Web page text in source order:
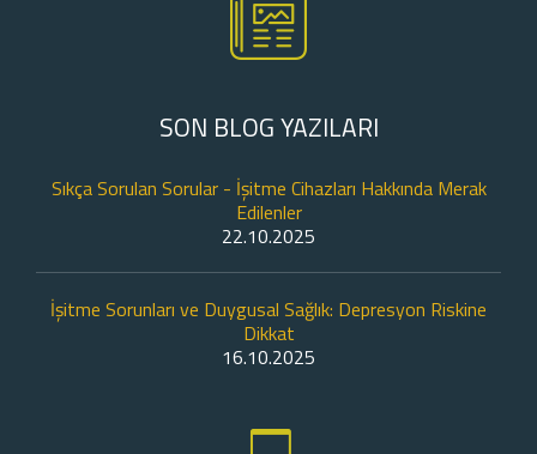
SON BLOG YAZILARI
Sıkça Sorulan Sorular - İşitme Cihazları Hakkında Merak
Edilenler
22.10.2025
İşitme Sorunları ve Duygusal Sağlık: Depresyon Riskine
Dikkat
16.10.2025